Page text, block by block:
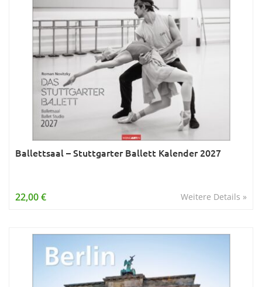
Ballettsaal – Stuttgarter Ballett Kalender 2027
Weitere Details »
22,00 €